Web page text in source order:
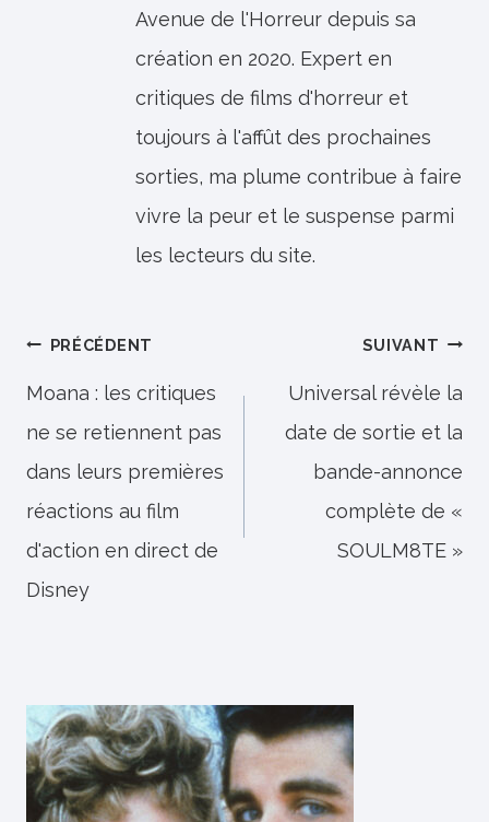
Avenue de l'Horreur depuis sa
création en 2020. Expert en
critiques de films d'horreur et
toujours à l'affût des prochaines
sorties, ma plume contribue à faire
vivre la peur et le suspense parmi
les lecteurs du site.
Navigation
de
l’article
PRÉCÉDENT
Moana : les critiques
ne se retiennent pas
dans leurs premières
réactions au film
d'action en direct de
Disney
SUIVANT
Universal révèle la
date de sortie et la
bande-annonce
complète de «
SOULM8TE »